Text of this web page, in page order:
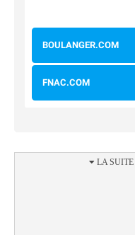
BOULANGER.COM
FNAC.COM